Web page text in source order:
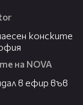
конските
на NOVA
в ефир във